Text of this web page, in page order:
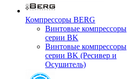
Компрессоры BERG
Винтовые компрессоры
серии BK
Винтовые компрессоры
серии BK (Ресивер и
Осушитель)